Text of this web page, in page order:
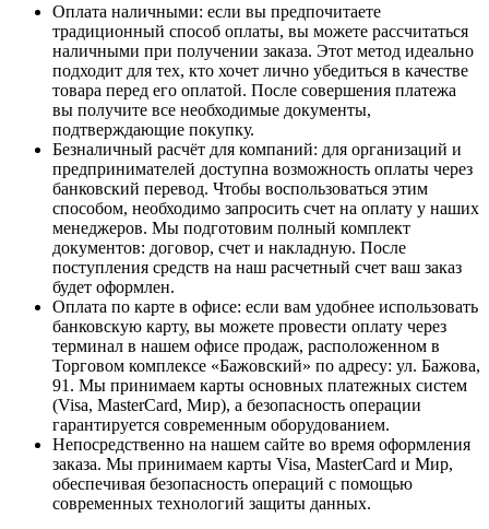
Оплата наличными: если вы предпочитаете
традиционный способ оплаты, вы можете рассчитаться
наличными при получении заказа. Этот метод идеально
подходит для тех, кто хочет лично убедиться в качестве
товара перед его оплатой. После совершения платежа
вы получите все необходимые документы,
подтверждающие покупку.
Безналичный расчёт для компаний: для организаций и
предпринимателей доступна возможность оплаты через
банковский перевод. Чтобы воспользоваться этим
способом, необходимо запросить счет на оплату у наших
менеджеров. Мы подготовим полный комплект
документов: договор, счет и накладную. После
поступления средств на наш расчетный счет ваш заказ
будет оформлен.
Оплата по карте в офисе: если вам удобнее использовать
банковскую карту, вы можете провести оплату через
терминал в нашем офисе продаж, расположенном в
Торговом комплексе «Бажовский» по адресу: ул. Бажова,
91. Мы принимаем карты основных платежных систем
(Visa, MasterCard, Мир), а безопасность операции
гарантируется современным оборудованием.
Непосредственно на нашем сайте во время оформления
заказа. Мы принимаем карты Visa, MasterCard и Мир,
обеспечивая безопасность операций с помощью
современных технологий защиты данных.